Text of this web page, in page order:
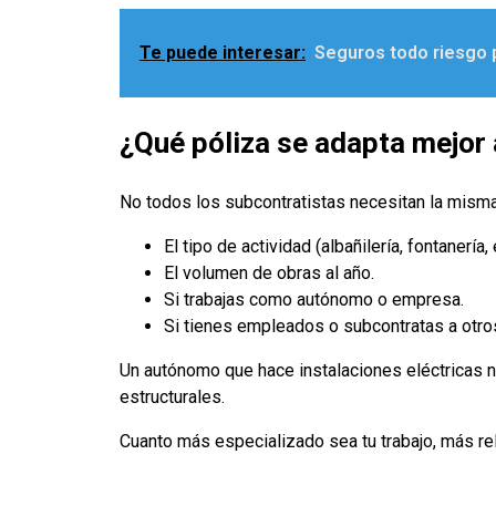
Te puede interesar: Seguros todo riesgo
¿Qué póliza se adapta
No todos los subcontratistas necesitan la
El tipo de actividad (albañilería, fontanería,
El volumen de obras al año.
Si trabajas como autónomo o empresa.
Si tienes empleados o subcontratas a
Un autónomo que hace instalaciones eléctricas
estructurales.
Cuanto más especializado sea tu trabajo, más